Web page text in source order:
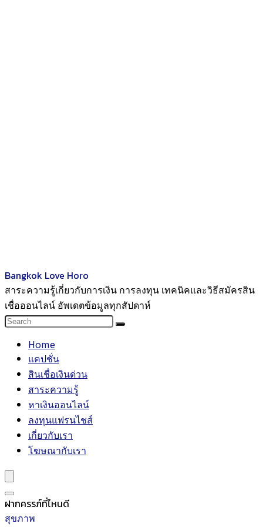
Bangkok Love Horo
สาระความรู้เกี่ยวกับการเงิน การลงทุน เทคนิคและวิธีสมัครสิน
เชื่อออนไลน์ อัพเดตข้อมูลทุกสัปดาห์
Home
แคปชั่น
สินเชื่อเงินด่วน
สาระความรู้
หาเงินออนไลน์
ลงทุนแฟรนไชส์
เกี่ยวกับเรา
โฆษณากับเรา
ฝากครรภ์ที่ไหนดี
สุขภาพ